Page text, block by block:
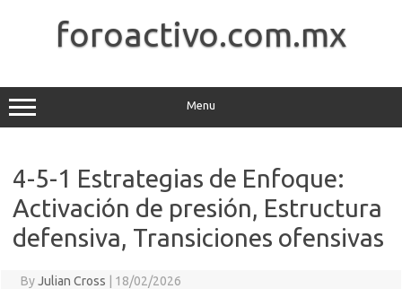
foroactivo.com.mx
Menu
4-5-1 Estrategias de Enfoque:
Activación de presión, Estructura
defensiva, Transiciones ofensivas
ByJulian Cross 18/02/2026